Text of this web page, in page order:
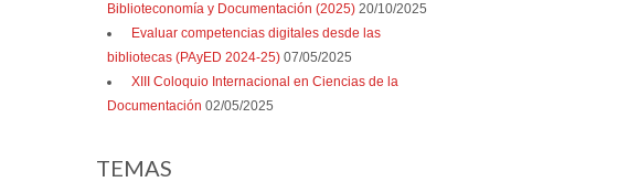
Biblioteconomía y Documentación (2025) 20/10/2025
Evaluar competencias digitales desde las
bibliotecas (PAyED 2024-25) 07/05/2025
XIII Coloquio Internacional en Ciencias de la
Documentación 02/05/2025
TEMAS